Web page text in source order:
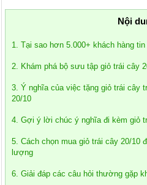
Nội
1. Tại sao hơn 5.000+ khách hàng
2. Khám phá bộ sưu tập giỏ trái cây
3. Ý nghĩa của việc tặng giỏ trái cây
20/10
4. Gợi ý lời chúc ý nghĩa đi kèm giỏ
5. Cách chọn mua giỏ trái cây 20/10
lượng
6. Giải đáp các câu hỏi thường gặp